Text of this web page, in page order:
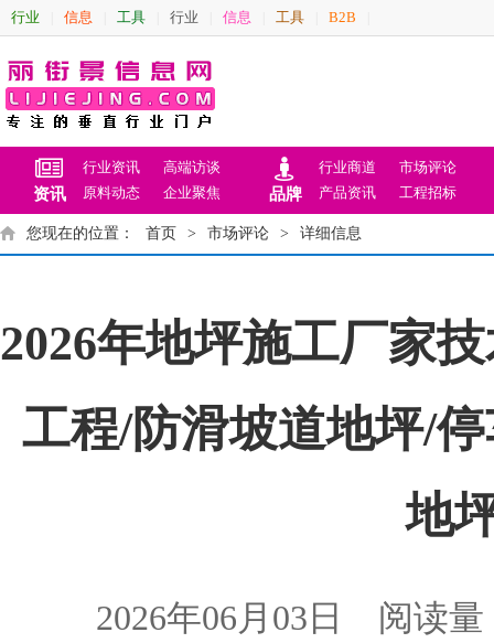
行业 信息 工具 行业 信息 工具 B2B
资讯
行业资讯
高端访谈
原料动态
企业聚焦 品牌
行业商道
市场评论
产品资讯
工程招标
您现在的位置： 首页 > 市场评论 > 详细信息
2026年地坪施工厂家
工程/防滑坡道地坪/
地
2026年06月03日 阅读